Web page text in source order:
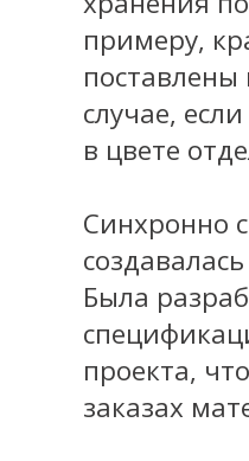
примеру,
случае,
в цвете
Синхронно
Была
проекта,
заказах